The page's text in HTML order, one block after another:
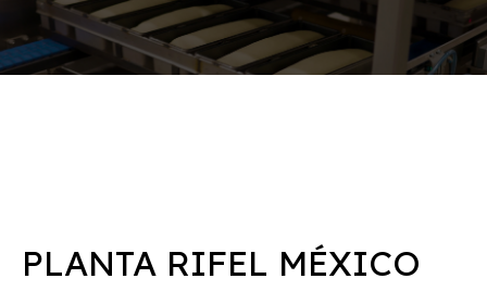
PLANTA RIFEL MÉXICO